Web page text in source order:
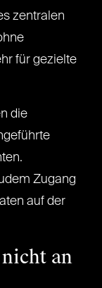
zentralen
für gezielte
die
Zugang
auf der
an